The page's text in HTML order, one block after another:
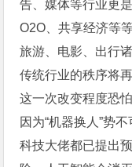
告、媒体等行业更
O2O、共享经济等
旅游、电影、出行
传统行业的秩序将
这一次改变程度恐
因为“机器换人”势
科技大佬都已提出